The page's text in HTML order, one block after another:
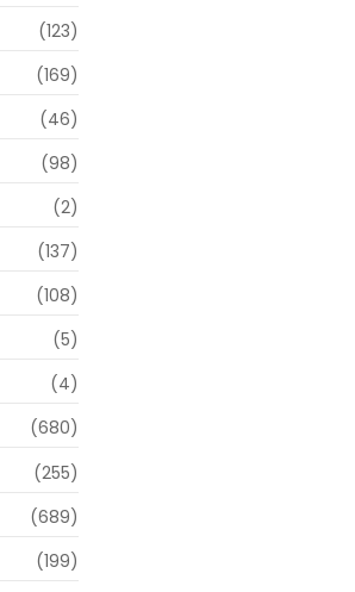
(123)
(169)
(46)
(98)
(2)
(137)
(108)
(5)
(4)
(680)
(255)
(689)
(199)